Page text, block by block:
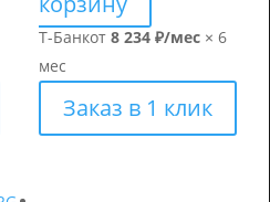
Т-Банкот8 234 ₽/мес × 6
мес
Заказ в 1 клик